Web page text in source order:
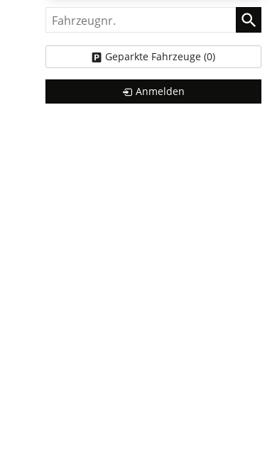
Fahrzeugnr.
Geparkte Fahrzeuge (0)
Anmelden